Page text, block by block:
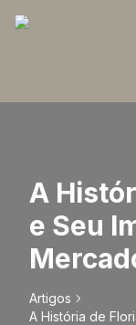
A
e Seu
Artigos
A História de